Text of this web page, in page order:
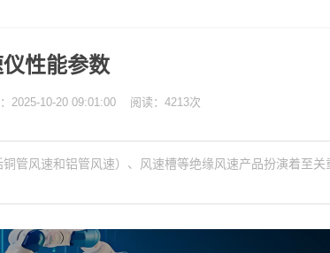
性能参数
2025-10-20 09:01:00 阅读：4213次
风速和铝管风速）、风速槽等绝缘风速产品扮演着至关